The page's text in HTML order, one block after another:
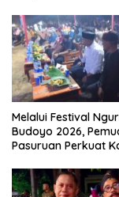
Melalui Festival
Budoyo 2026,
Pasuruan Perkuat
Narkoba